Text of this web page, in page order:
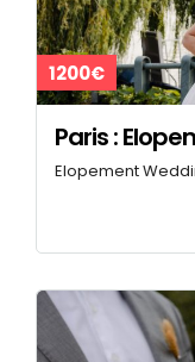
1200€
Paris :
Elopement